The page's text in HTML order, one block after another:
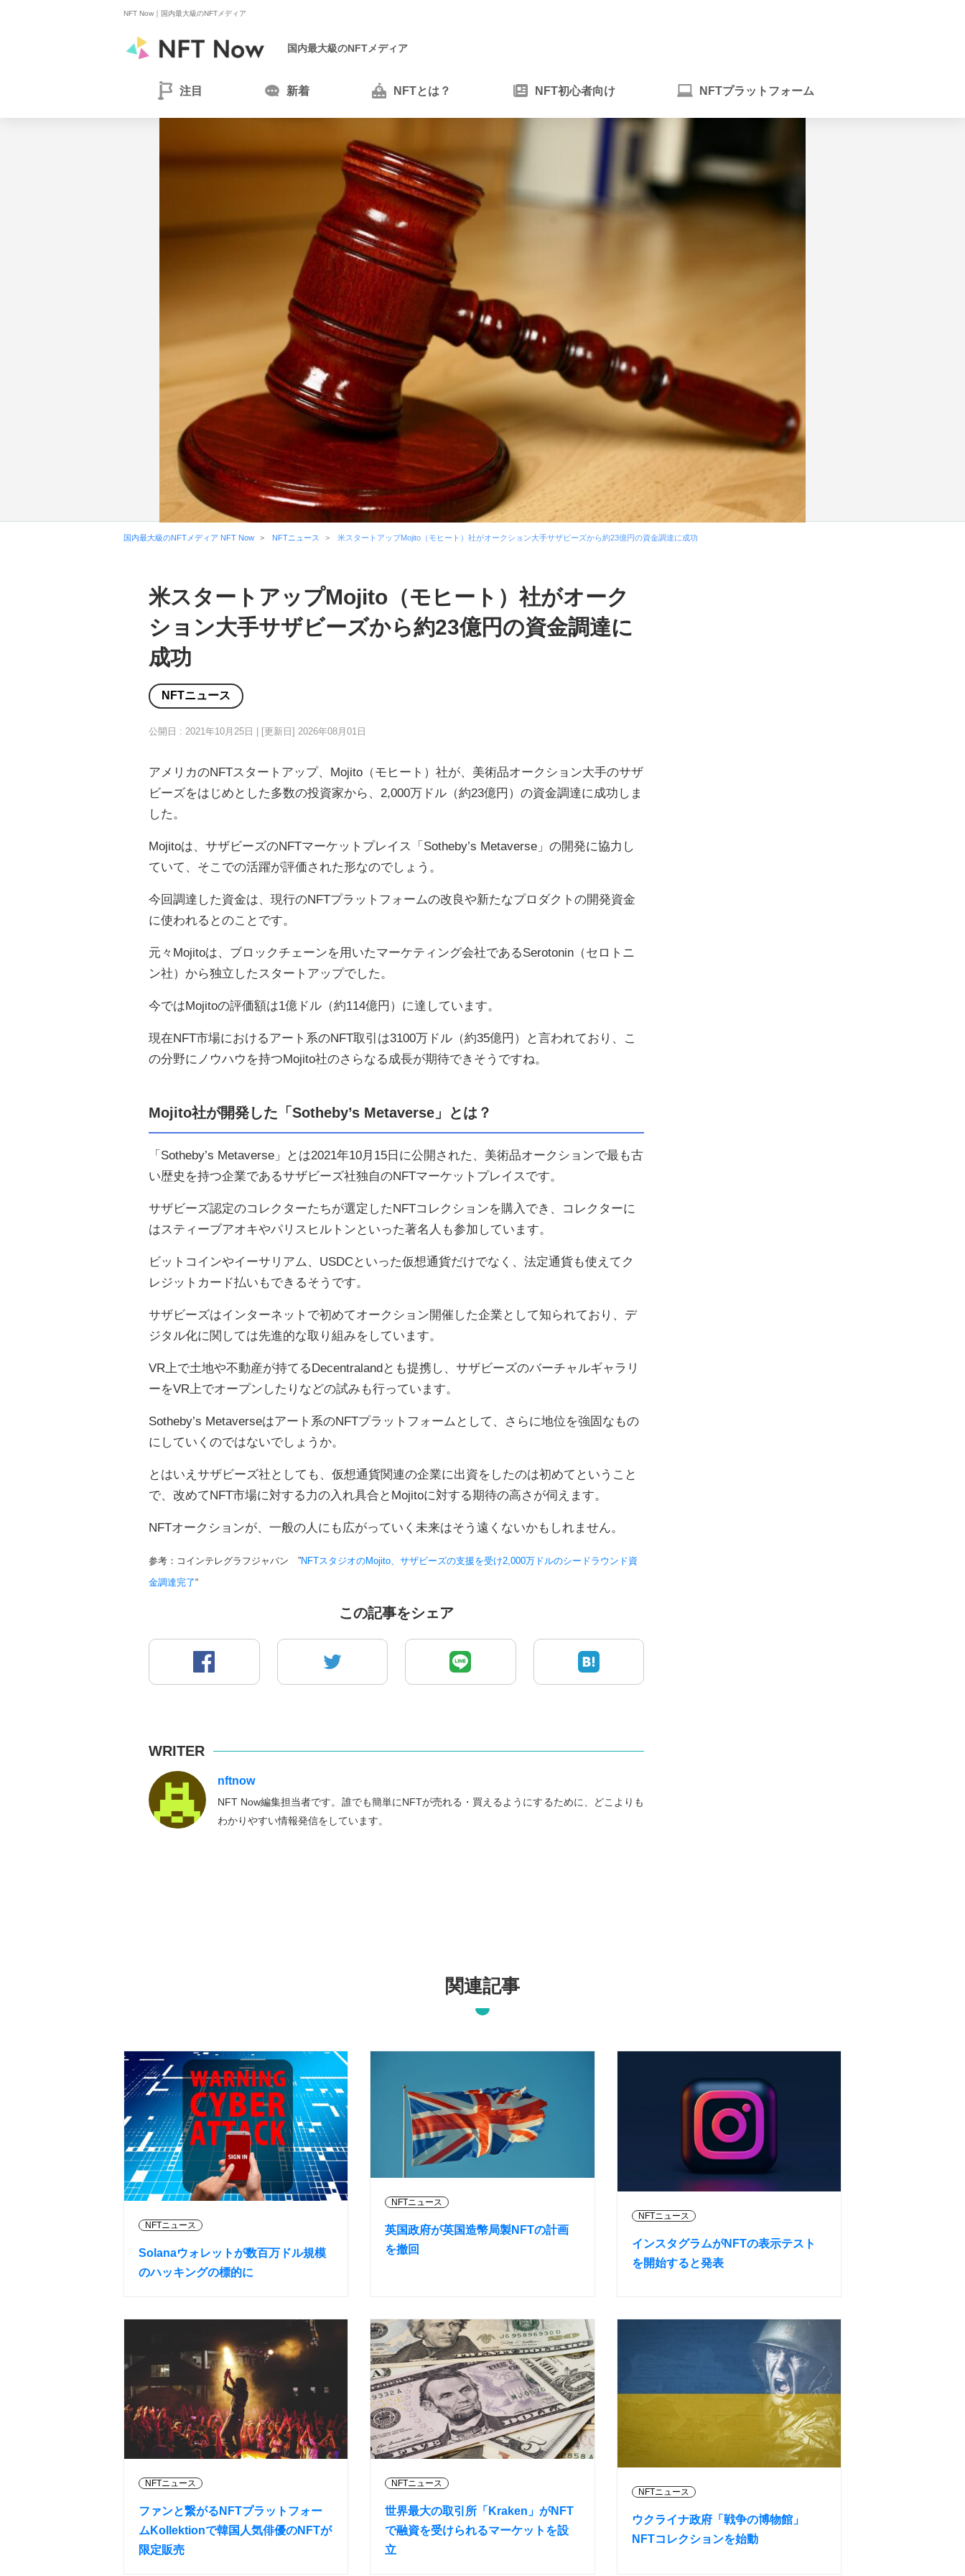
NFT Now｜ 国内最大級のNFTメディア
国内最大級のNFTメディア
注目 新着 NFTとは？ NFT初心者向け NFTプラットフォーム
国内最大級のNFTメディア NFT Now NFTニュース 米スタートアップMojito（モヒート）社がオークション大手サザビーズから約23億円の資金調達に成功
米スタートアップMojito（モヒート）社がオーク
ション大手サザビーズから約23億円の資金調達に
成功
NFTニュース
公開日 : 2021年10月25日 | [更新日] 2026年08月01日
アメリカのNFTスタートアップ、Mojito（モヒート）社が、美術品オークション大手のサザ
ビーズをはじめとした多数の投資家から、2,000万ドル（約23億円）の資金調達に成功しま
した。
Mojitoは、サザビーズのNFTマーケットプレイス「Sotheby’s Metaverse」の開発に協力し
ていて、そこでの活躍が評価された形なのでしょう。
今回調達した資金は、現行のNFTプラットフォームの改良や新たなプロダクトの開発資金
に使われるとのことです。
元々Mojitoは、ブロックチェーンを用いたマーケティング会社であるSerotonin（セロトニ
ン社）から独立したスタートアップでした。
今ではMojitoの評価額は1億ドル（約114億円）に達しています。
現在NFT市場におけるアート系のNFT取引は3100万ドル（約35億円）と言われており、こ
の分野にノウハウを持つMojito社のさらなる成長が期待できそうですね。
Mojito社が開発した「Sotheby’s Metaverse」とは？
「Sotheby’s Metaverse」とは2021年10月15日に公開された、美術品オークションで最も古
い歴史を持つ企業であるサザビーズ社独自のNFTマーケットプレイスです。
サザビーズ認定のコレクターたちが選定したNFTコレクションを購入でき、コレクターに
はスティーブアオキやパリスヒルトンといった著名人も参加しています。
ビットコインやイーサリアム、USDCといった仮想通貨だけでなく、法定通貨も使えてク
レジットカード払いもできるそうです。
サザビーズはインターネットで初めてオークション開催した企業として知られており、デ
ジタル化に関しては先進的な取り組みをしています。
VR上で土地や不動産が持てるDecentralandとも提携し、サザビーズのバーチャルギャラリ
ーをVR上でオープンしたりなどの試みも行っています。
Sotheby’s Metaverseはアート系のNFTプラットフォームとして、さらに地位を強固なもの
にしていくのではないでしょうか。
とはいえサザビーズ社としても、仮想通貨関連の企業に出資をしたのは初めてということ
で、改めてNFT市場に対する力の入れ具合とMojitoに対する期待の高さが伺えます。
NFTオークションが、一般の人にも広がっていく未来はそう遠くないかもしれません。
参考：コインテレグラフジャパン ”NFTスタジオのMojito、サザビーズの支援を受け2,000万ドルのシードラウンド資
金調達完了“
この記事をシェア
WRITER
nftnow
NFT Now編集担当者です。誰でも簡単にNFTが売れる・買えるようにするために、どこよりも
わかりやすい情報発信をしています。
関連記事
NFTニュース
Solanaウォレットが数百万ドル規模
のハッキングの標的に
NFTニュース
英国政府が英国造幣局製NFTの計画
を撤回
NFTニュース
インスタグラムがNFTの表示テスト
を開始すると発表
NFTニュース
ファンと繋がるNFTプラットフォー
ムKollektionで韓国人気俳優のNFTが
限定販売
NFTニュース
世界最大の取引所「Kraken」がNFT
で融資を受けられるマーケットを設
立
NFTニュース
ウクライナ政府「戦争の博物館」
NFTコレクションを始動